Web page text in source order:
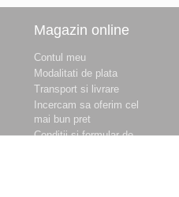
Magazin online
Contul meu
Modalitati de plata
Transport si livrare
Incercam sa oferim cel
mai bun pret
Conditii si formular de